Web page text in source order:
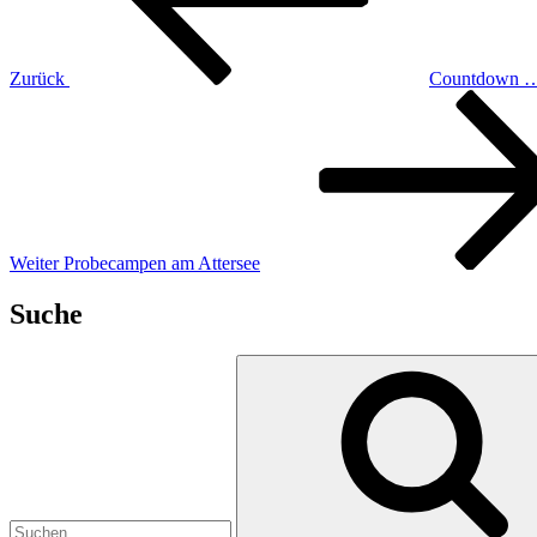
Zurück
Countdown
Weiter Probecampen am Attersee
Suche